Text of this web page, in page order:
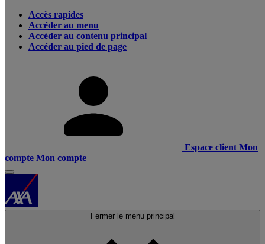
Accès rapides
Accéder au menu
Accéder au contenu principal
Accéder au pied de page
Espace client Mon
compte Mon compte
Fermer le menu principal